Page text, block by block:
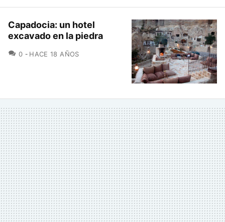
Capadocia: un hotel
excavado en la piedra
0 COMENTARIOS
HACE 18 AÑOS